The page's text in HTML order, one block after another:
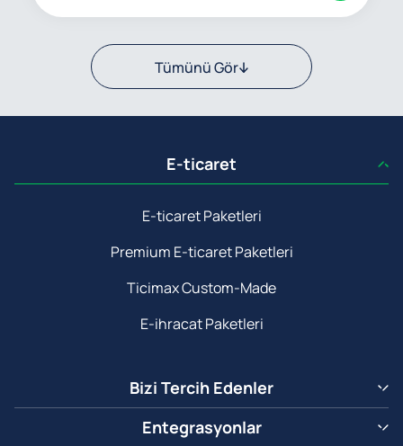
Tümünü Gör
E-ticaret
E-ticaret Paketleri
Premium E-ticaret Paketleri
Ticimax Custom-Made
E-ihracat Paketleri
Bizi Tercih Edenler
Entegrasyonlar